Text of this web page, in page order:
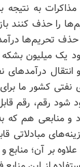
به نتیجه
را حذف کنند
تحریم‌ها
یک میلیون
درآمدهای
کشور ما
شود رقم، رقم
و منابعی هم که
بر آن؛ منابع